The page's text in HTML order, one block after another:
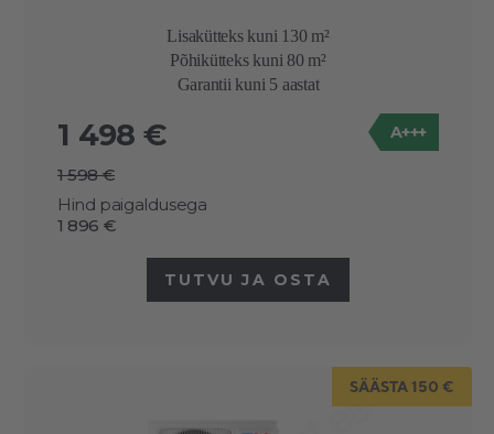
Lisakütteks kuni 130 m²
Põhikütteks kuni 80 m²
Garantii kuni 5 aastat
1 498 €
1 598 €
Hind paigaldusega
1 896 €
A+++
TUTVU JA OSTA
SÄÄSTA 150 €